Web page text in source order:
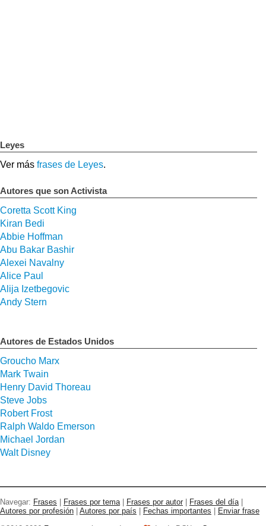
Leyes
Ver más frases de Leyes.
Autores que son Activista
Coretta Scott King
Kiran Bedi
Abbie Hoffman
Abu Bakar Bashir
Alexei Navalny
Alice Paul
Alija Izetbegovic
Andy Stern
Autores de Estados Unidos
Groucho Marx
Mark Twain
Henry David Thoreau
Steve Jobs
Robert Frost
Ralph Waldo Emerson
Michael Jordan
Walt Disney
Navegar: Frases Frases por tema| Frases por autor Frases del día|
Autores por profesión
Autores por país Fechas importantes
Enviar frase